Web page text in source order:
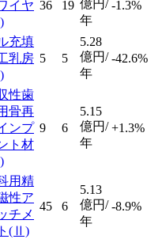
イヤ 36 19 億円/
年
-1.3%
充填
乳房 5 5
5.28
億円/
年
-42.6%
性歯
骨再
ンプ
ト材
9 6
5.15
億円/
年
+1.3%
用精
性ア
チメ
(Ⅱ)
45 6
5.13
億円/
年
-8.9%